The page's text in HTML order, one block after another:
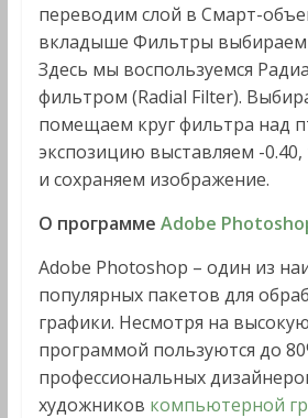
переводим слой в Смарт-
вкладыше Фильтры выбираем
Здесь мы воспользуемся
фильтром (Radial Filter).
помещаем круг фильтра над
экспозицию выставляем -
и сохраняем изображение.
О программе Adobe
Adobe Photoshop – один из
популярных пакетов для
графики. Несмотря на
программой пользуются до
профессиональных
художников компьютерной